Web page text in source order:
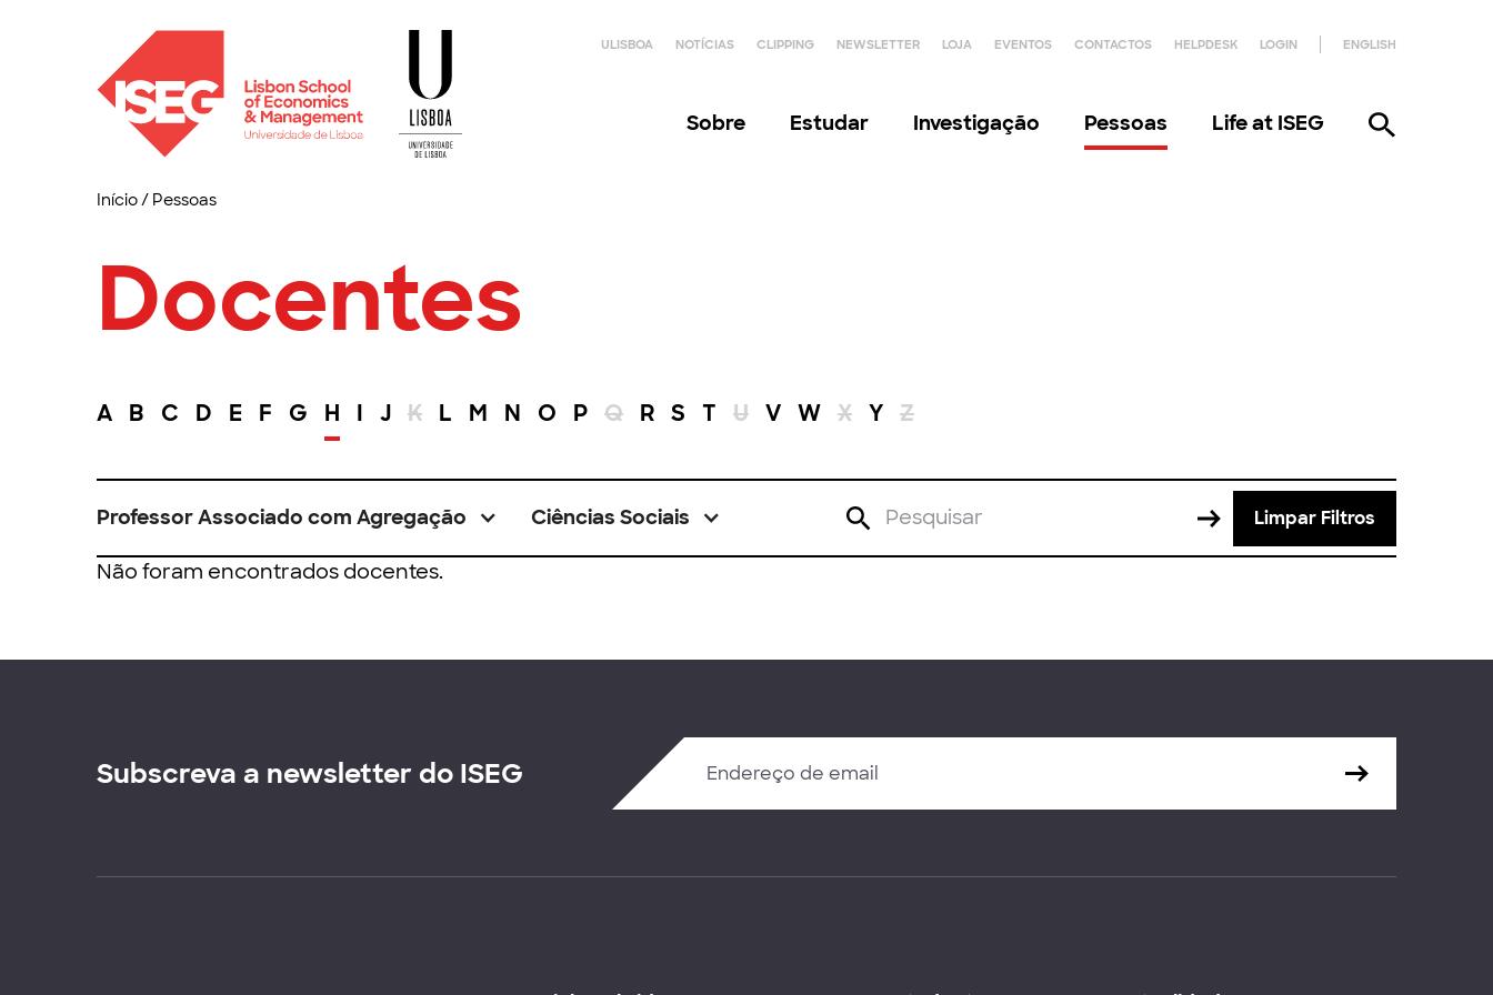
ULISBOA NOTÍCIAS CLIPPING NEWSLETTER LOJA EVENTOS CONTACTOS HELPDESK LOGIN ENGLISH
Sobre Estudar Investigação Pessoas Life at ISEG
Início/ Pessoas
Docentes
A B C D E F G H I J K L M N O P Q R S T U V W X Y Z
Professor Associado com Agregação Ciências Sociais Limpar Filtros
Não foram encontrados docentes.
Subscreva a newsletter do ISEG